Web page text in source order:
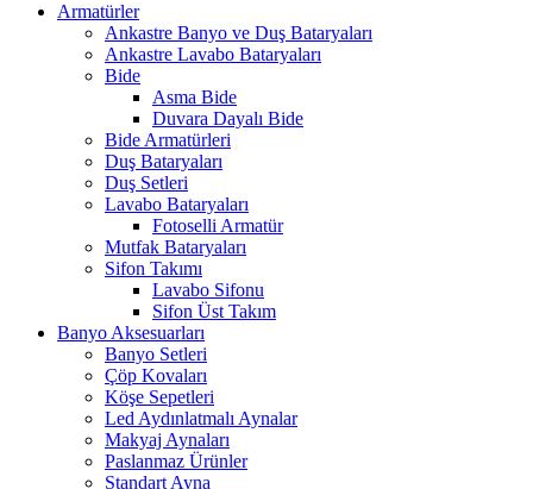
Armatürler
Ankastre Banyo ve Duş Bataryaları
Ankastre Lavabo Bataryaları
Bide
Asma Bide
Duvara Dayalı Bide
Bide Armatürleri
Duş Bataryaları
Duş Setleri
Lavabo Bataryaları
Fotoselli Armatür
Mutfak Bataryaları
Sifon Takımı
Lavabo Sifonu
Sifon Üst Takım
Banyo Aksesuarları
Banyo Setleri
Çöp Kovaları
Köşe Sepetleri
Led Aydınlatmalı Aynalar
Makyaj Aynaları
Paslanmaz Ürünler
Standart Ayna